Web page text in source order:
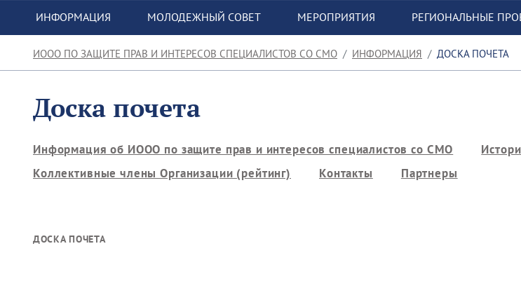
ИНФОРМАЦИЯ МОЛОДЕЖНЫЙ СОВЕТ МЕРОПРИЯТИЯ РЕГИОНАЛЬНЫЕ
ИООО ПО ЗАЩИТЕ ПРАВ И ИНТЕРЕСОВ СПЕЦИАЛИСТОВ СО СМО ИНФОРМАЦИЯ ДОСКА ПОЧЕТА
Доска почета
Информация об ИООО по защите прав и интересов специалистов со СМО
Коллективные члены Организации (рейтинг)
Контакты Партнеры
ДОСКА ПОЧЕТА